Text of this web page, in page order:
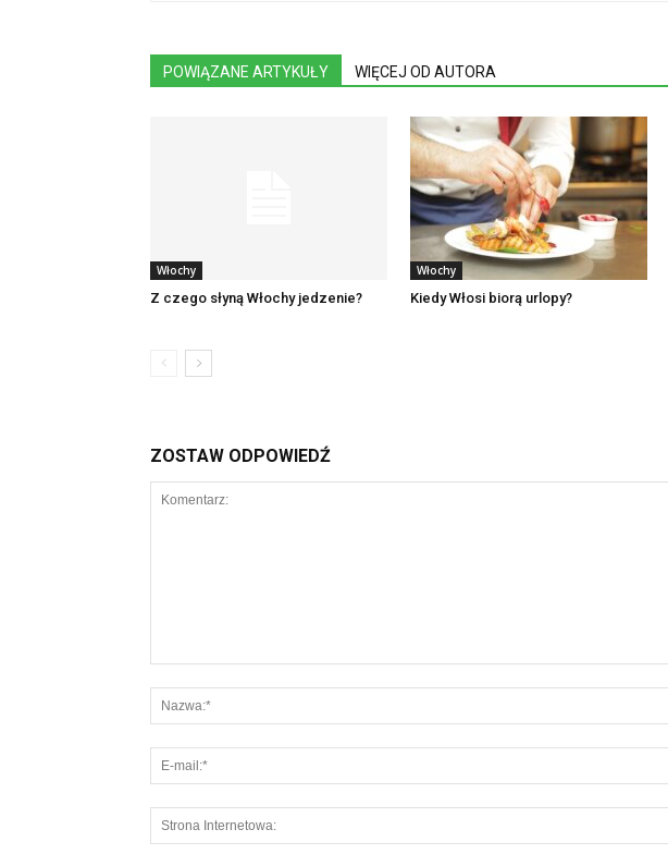
POWIĄZANE ARTYKUŁY WIĘCEJ OD AUTORA
Włochy
Z czego słyną Włochy jedzenie?
Włochy
Kiedy Włosi biorą urlopy?
ZOSTAW ODPOWIEDŹ